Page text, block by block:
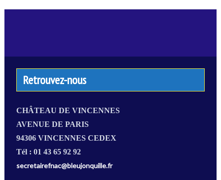
Retrouvez-nous
CHÂTEAU DE VINCENNES
AVENUE DE PARIS
94306 VINCENNES CEDEX
Tél : 01 43 65 92 92
secretairefnac@bleujonquille.fr